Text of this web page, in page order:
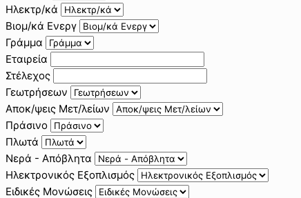
Ηλεκτρ/κά
Βιομ/κά Ενεργ
Γράμμα
Εταιρεία
Στέλεχος
Γεωτρήσεων
Αποκ/ψεις Μετ/λείων
Πράσινο
Πλωτά
Νερά - Απόβλητα
Ηλεκτρονικός Εξοπλισμός
Ειδικές Μονώσεις